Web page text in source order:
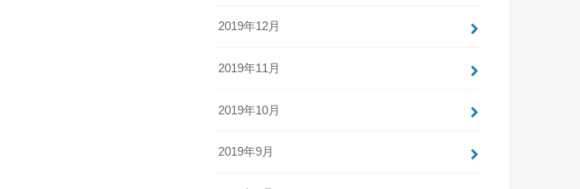
2019年12月
2019年11月
2019年10月
2019年9月